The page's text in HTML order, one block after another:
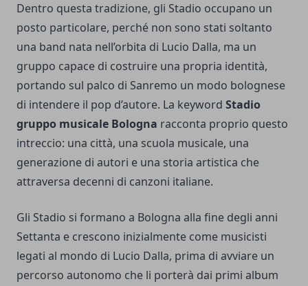
Dentro questa tradizione, gli Stadio occupano un
posto particolare, perché non sono stati soltanto
una band nata nell’orbita di Lucio Dalla, ma un
gruppo capace di costruire una propria identità,
portando sul palco di Sanremo un modo bolognese
di intendere il pop d’autore. La keyword Stadio
gruppo musicale Bologna racconta proprio questo
intreccio: una città, una scuola musicale, una
generazione di autori e una storia artistica che
attraversa decenni di canzoni italiane.
Gli Stadio si formano a Bologna alla fine degli anni
Settanta e crescono inizialmente come musicisti
legati al mondo di Lucio Dalla, prima di avviare un
percorso autonomo che li porterà dai primi album